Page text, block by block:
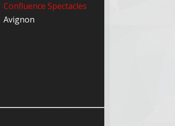
Confluence Spectacles
Avignon